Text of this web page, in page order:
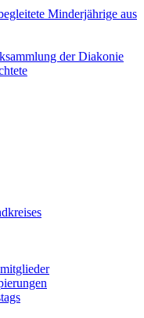
Minderjährige aus
der Diakonie